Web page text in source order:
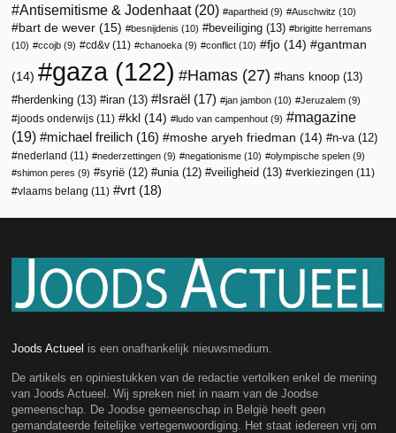
Antisemitisme & Jodenhaat(20) apartheid (9) Auschwitz (10)
bart de wever (15) besnijdenis (10) beveiliging (13)
brigitte herremans
(10)
ccojb (9) cd&v (11) chanoeka (9) conflict (10) fjo (14) gantman
(14) gaza(122) Hamas (27) hans knoop (13)
herdenking (13) iran (13) Israël (17) jan jambon (10) Jeruzalem (9)
joods onderwijs (11) kkl (14) ludo van campenhout (9)
magazine
(19)
michael freilich (16) moshe aryeh friedman (14) n-va(12)
nederland (11) nederzettingen (9) negationisme (10) olympische spelen (9)
shimon peres (9) syrië (12) unia(12) veiligheid (13) verkiezingen (11)
vlaams belang (11) vrt (18)
Joods Actueel is een onafhankelijk nieuwsmedium.
De artikels en opiniestukken van de redactie vertolken enkel de mening
van Joods Actueel. Wij spreken niet in naam van de Joodse
gemeenschap. De Joodse gemeenschap in België heeft geen
gemandateerde feitelijke vertegenwoordiging. Het staat iedereen vrij om